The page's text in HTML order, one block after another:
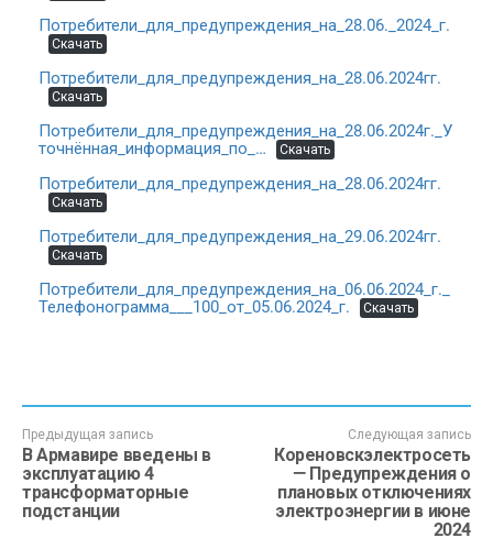
Потребители_для_предупреждения_на_28.06._2024_г.
Скачать
Потребители_для_предупреждения_на_28.06.2024гг.
Скачать
Потребители_для_предупреждения_на_28.06.2024г._У
точнённая_информация_по_…
Скачать
Потребители_для_предупреждения_на_28.06.2024гг.
Скачать
Потребители_для_предупреждения_на_29.06.2024гг.
Скачать
Потребители_для_предупреждения_на_06.06.2024_г._
Телефонограмма___100_от_05.06.2024_г.
Скачать
Предыдущая запись
В Армавире введены в
эксплуатацию 4
трансформаторные
подстанции
Следующая запись
Кореновскэлектросеть
— Предупреждения о
плановых отключениях
электроэнергии в июне
2024